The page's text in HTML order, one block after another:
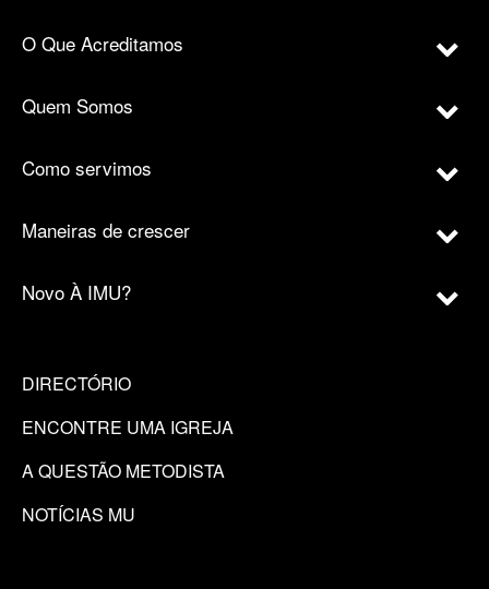
O Que Acreditamos
Quem Somos
Como servimos
Maneiras de crescer
Novo À IMU?
DIRECTÓRIO
ENCONTRE UMA IGREJA
A QUESTÃO METODISTA
NOTÍCIAS MU